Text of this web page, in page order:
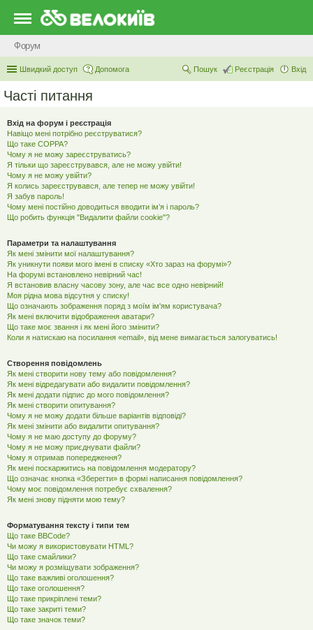
Форум
Швидкий доступ Допомога Вхід
Реєстрація
Пошук
Часті питання
Вхід на форум і реєстрація
Навіщо мені потрібно реєструватися?
Що таке COPPA?
Чому я не можу зареєструватись?
Я тільки що зареєструвався, але не можу увійти!
Чому я не можу увійти?
Я колись зареєструвався, але тепер не можу увійти!
Я забув пароль!
Чому мені постійно доводиться вводити ім’я і пароль?
Що робить функція "Видалити файли cookie"?
Параметри та налаштування
Як мені змінити мої налаштування?
Як уникнути появи мого імені в списку «Хто зараз на форумі»?
На форумі встановлено невірний час!
Я встановив власну часову зону, але час все одно невірний!
Моя рідна мова відсутня у списку!
Що означають зображення поряд з моїм ім'ям користувача?
Як мені включити відображення аватари?
Що таке моє звання і як мені його змінити?
Коли я натискаю на посилання «email», від мене вимагається залогуватись!
Створення повідомлень
Як мені створити нову тему або повідомлення?
Як мені відредагувати або видалити повідомлення?
Як мені додати підпис до мого повідомлення?
Як мені створити опитування?
Чому я не можу додати більше варіантів відповіді?
Як мені змінити або видалити опитування?
Чому я не маю доступу до форуму?
Чому я не можу приєднувати файли?
Чому я отримав попередження?
Як мені поскаржитись на повідомлення модератору?
Що означає кнопка «Зберегти» в формі написання повідомлення?
Чому моє повідомлення потребує схвалення?
Як мені знову підняти мою тему?
Форматування тексту і типи тем
Що таке BBCode?
Чи можу я використовувати HTML?
Що таке смайлики?
Чи можу я розміщувати зображення?
Що таке важливі оголошення?
Що таке оголошення?
Що таке прикріплені теми?
Що таке закриті теми?
Що таке значок теми?